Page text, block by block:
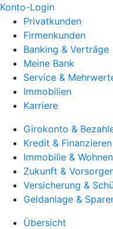
Konto-Login
Privatkunden
Firmenkunden
Banking & Verträge
Meine Bank
Service &
Immobilien
Karriere
Girokonto &
Kredit & Finanzieren
Immobilie & Wohnen
Zukunft &
Versicherung &
Geldanlage &
Übersicht